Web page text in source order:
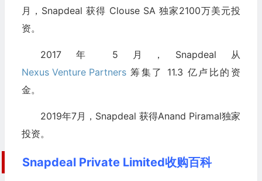
月，Snapdeal 获得 Clouse SA 独家2100万美元投
资。
2017 年 5 月，Snapdeal 从
Nexus Venture Partners筹集了 11.3 亿卢比的资
金。
2019年7月，Snapdeal 获得Anand Piramal独家
投资。
Snapdeal Private Limited收购百科